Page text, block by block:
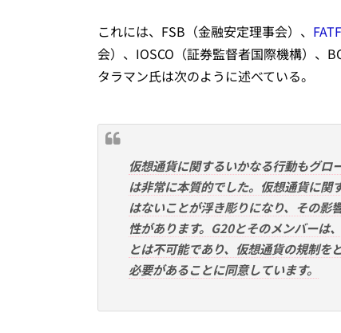
これには、FSB（金融安定理事会）、 FATF
会）、IOSCO（証券監督者国際機構）、
タラマン氏は次のように述べている。
仮想通貨に関するいかなる行動もグ
は非常に本質的でした。仮想通貨に関
はないことが浮き彫りになり、その影
性があります。G20とそのメンバーは
とは不可能であり、仮想通貨の規制
必要があることに同意しています。